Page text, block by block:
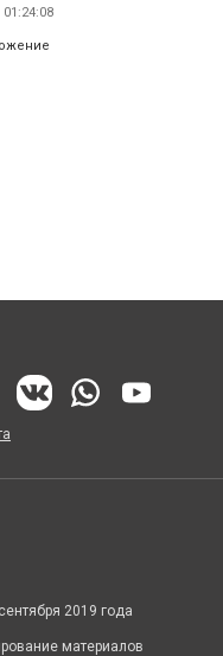
2019 года
материалов